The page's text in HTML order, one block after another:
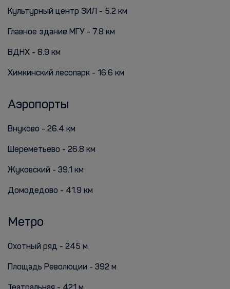
Культурный центр ЗИЛ - 5.2 км
Главное здание МГУ - 7.8 км
ВДНХ - 8.9 км
Химкинский лесопарк - 16.6 км
Аэропорты
Внуково - 26.4 км
Шереметьево - 26.8 км
Жуковский - 39.1 км
Домодедово - 41.9 км
Метро
Охотный ряд - 245 м
Площадь Революции - 392 м